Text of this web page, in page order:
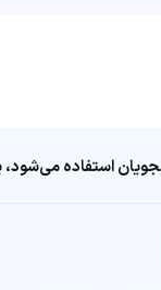
استفاده می‌شود،